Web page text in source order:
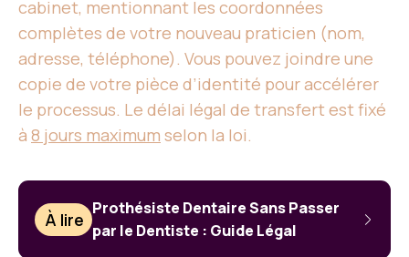
cabinet, mentionnant les coordonnées
complètes de votre nouveau praticien (nom,
adresse, téléphone). Vous pouvez joindre une
copie de votre pièce d’identité pour accélérer
le processus. Le délai légal de transfert est fixé
à 8 jours maximum selon la loi.
À lire
Prothésiste Dentaire Sans Passer
par le Dentiste : Guide Légal